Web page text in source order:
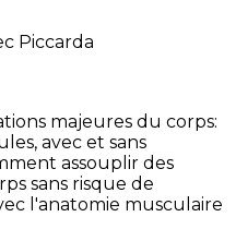
Piccarda
majeures du corps:
avec et sans
assouplir des
sans risque de
l'anatomie musculaire